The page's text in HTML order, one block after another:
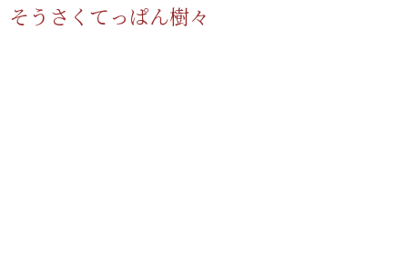
そうさくてっぱん樹々